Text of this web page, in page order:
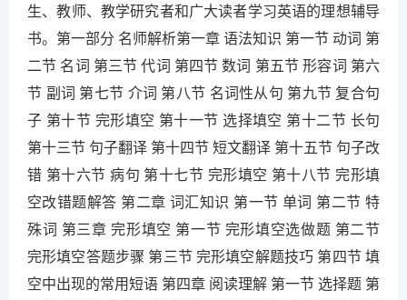
生、教师、教学研究者和广大读者学习英语的理想辅导
书。第一部分 名师解析第一章 语法知识 第一节 动词 第
二节 名词 第三节 代词 第四节 数词 第五节 形容词 第六
节 副词 第七节 介词 第八节 名词性从句 第九节 复合句
子 第十节 完形填空 第十一节 选择填空 第十二节 长句
第十三节 句子翻译 第十四节 短文翻译 第十五节 句子改
错 第十六节 病句 第十七节 完形填空 第十八节 完形填
空改错题解答 第二章 词汇知识 第一节 单词 第二节 特
殊词 第三章 完形填空 第一节 完形填空选做题 第二节
完形填空答题步骤 第三节 完形填空解题技巧 第四节 填
空中出现的常用短语 第四章 阅读理解 第一节 选择题 第